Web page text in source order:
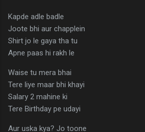
Kapde adle badle
Joote bhi aur chapplein
Shirt jo le gaya tha tu
Apne paas hi rakh le
Waise tu mera bhai
Tere liye maar bhi khayi
Salary 2 mahine ki
Tere Birthday pe udayi
Aur uska kya? Jo toone